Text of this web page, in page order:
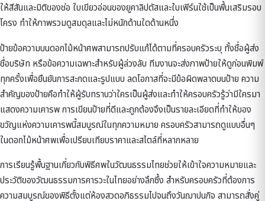
ให้สีสันและมิติของช่อ ใบเขียวอ่อนของยูคาลิปตัสและใบเฟิร์นใช้เป็นพื้นเสริมรอบ
โครง ทำให้ภาพรวมดูสมดุลและไม่หนักด้านใดด้านหนึ่ง
ป้ายข้อความบนดอกไม้หน้าศพสามารถปรับแก้ได้ตามที่ครอบครัวระบุ ทั้งชื่อผู้ส่ง
ชื่อบริษัท หรือข้อความเฉพาะสำหรับผู้ล่วงลับ ทีมงานจะส่งภาพป้ายให้ดูก่อนพิมพ์
ทุกครั้งเพื่อยืนยันการสะกดและรูปแบบ ลดโอกาสที่จะมีข้อผิดพลาดบนป้าย ความ
สำคัญของป้ายคือทำให้ผู้รับทราบว่าใครเป็นผู้ส่งและทำให้ครอบครัวรู้ว่ามีใครมา
แสดงความเคารพ การเขียนป้ายที่ดีและถูกต้องจึงเป็นรายละเอียดที่ทำให้ของ
ขวัญแห่งความเคารพนี้สมบูรณ์ในทุกความหมาย ครอบครัวสามารถดูแบบอื่นๆ
ในดอกไม้หน้าศพเพื่อเปรียบเทียบราคาและสไตล์ที่หลากหลาย
การเรียนรู้พื้นฐานเกี่ยวกับพิธีศพในวัฒนธรรมไทยช่วยให้เข้าใจความหมายและ
ประวัติของวัฒนธรรมการคารวะในไทยอย่างลึกซึ้ง สำหรับครอบครัวที่ต้องการ
ความสมบูรณ์ของพิธีตั้งแต่ห้องสวดอภิธรรมไปจนถึงวันฌาปนกิจ สามารถสั่งคู่